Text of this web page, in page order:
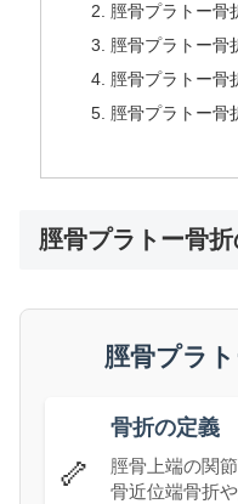
脛骨プラトー骨
脛骨プラトー骨
脛骨プラトー骨
脛骨プラトー骨
脛骨プラトー骨
脛骨プラ
🦴
骨折の定義
脛骨上端の関
骨近位端骨折